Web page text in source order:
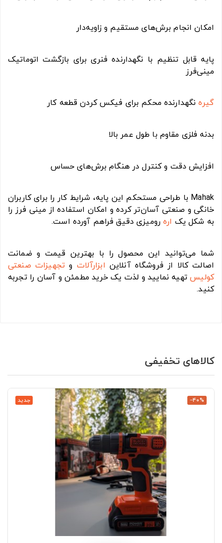
امکان انجام برش‌های مستقیم و زاویه‌دار
پایه قابل تنظیم با نگهدارنده فنری برای بازگشت اتوماتیک
مینی‌فرز
گیرهنگهدارنده محکم برای فیکس کردن قطعه کار
بدنه فلزی مقاوم با طول عمر بالا
افزایش دقت و کنترل در هنگام برش‌های حساس
Mahak با طراحی مستحکم این پایه، شرایط کار را برای کاربران
خانگی و صنعتی آسان‌تر کرده و امکان استفاده از مینی فرز را
به شکل یک ارهرومیزی دقیق فراهم آورده است.
شما می‌توانید این محصول را با بهترین قیمت و ضمانت
اصالت کالا از فروشگاه آنلاین ابزارآلات وتجهیزات صنعتی
کولیستهیه نمایید و لذت یک خرید مطمئن و آسان را تجربه
کنید.
کالاهای تخفیفی
جدید ‎−40%